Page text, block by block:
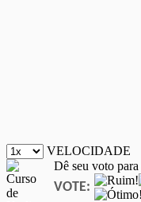
VELOCIDADE
Dê seu voto para
VOTE: